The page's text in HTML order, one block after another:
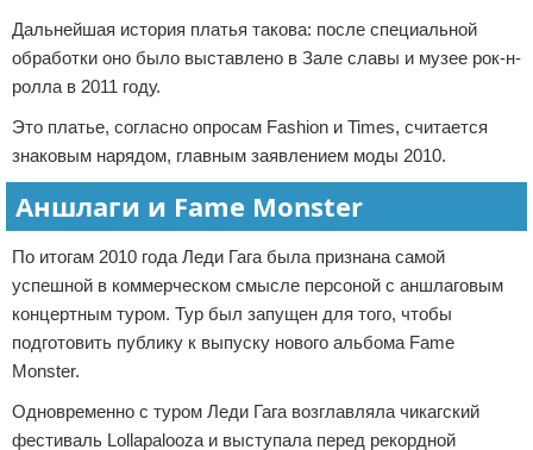
Дальнейшая история платья такова: после специальной
обработки оно было выставлено в Зале славы и музее рок-н-
ролла в 2011 году.
Это платье, согласно опросам Fashion и Times, считается
знаковым нарядом, главным заявлением моды 2010.
Аншлаги и Fame Monster
По итогам 2010 года Леди Гага была признана самой
успешной в коммерческом смысле персоной с аншлаговым
концертным туром. Тур был запущен для того, чтобы
подготовить публику к выпуску нового альбома Fame
Monster.
Одновременно с туром Леди Гага возглавляла чикагский
фестиваль Lollapalooza и выступала перед рекордной